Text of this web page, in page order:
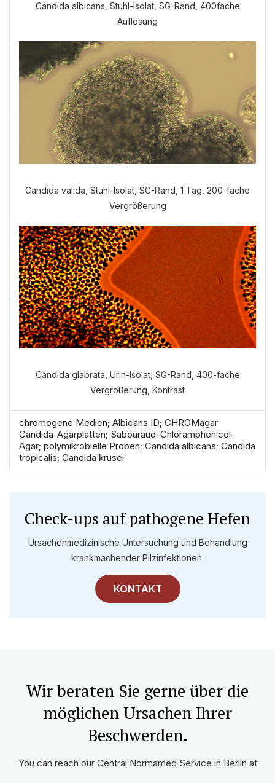
Candida albicans, Stuhl-Isolat, SG-Rand, 400fache
Auflösung
Candida valida, Stuhl-Isolat, SG-Rand, 1 Tag, 200-fache
Vergrößerung
Candida glabrata, Urin-Isolat, SG-Rand, 400-fache
Vergrößerung, Kontrast
chromogene Medien; Albicans ID; CHROMagar
Candida-Agarplatten; Sabouraud-Chloramphenicol-
Agar; polymikrobielle Proben; Candida albicans; Candida
tropicalis; Candida krusei
Check-ups auf pathogene Hefen
Ursachenmedizinische Untersuchung und Behandlung
krankmachender Pilzinfektionen.
KONTAKT
Welche Anamnese möchten Sie
durchführen?
VERDAUUNGSANAMNESE
NORMALE ANAMNESE
Wir beraten Sie gerne über die
möglichen Ursachen Ihrer
Beschwerden.
You can reach our Central Normamed Service in Berlin at